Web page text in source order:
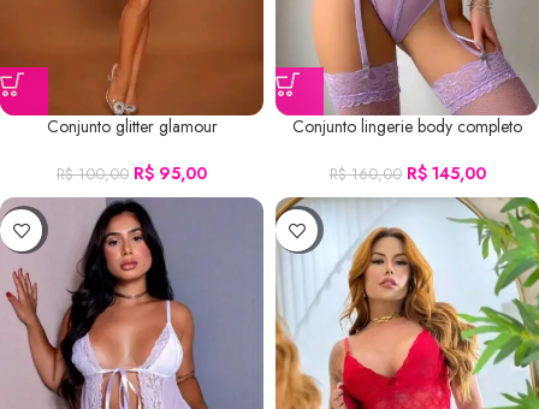
Conjunto glitter glamour
R$100,00 R$ 95,00
Conjunto lingerie body completo
R$160,00 R$145,00
-9% -14%